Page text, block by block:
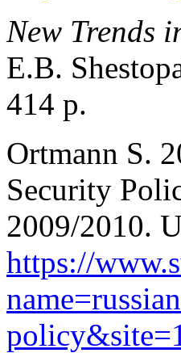
New Trends
E.B.
414 p.
Ortmann S.
Security
2009/2010.
https://